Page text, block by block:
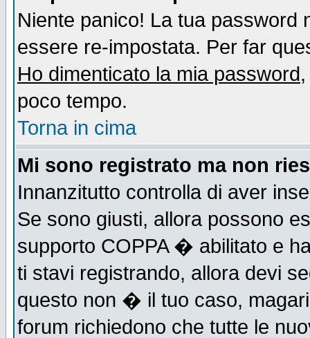
Niente panico! La tua
essere re-impostata. Per far
Ho dimenticato la mia password
poco tempo.
Torna in cima
Mi sono registrato ma non
Innanzitutto controlla di aver
Se sono giusti, allora possono
supporto COPPA � abilitato e
ti stavi registrando, allora devi
questo non � il tuo caso,
forum richiedono che tutte le